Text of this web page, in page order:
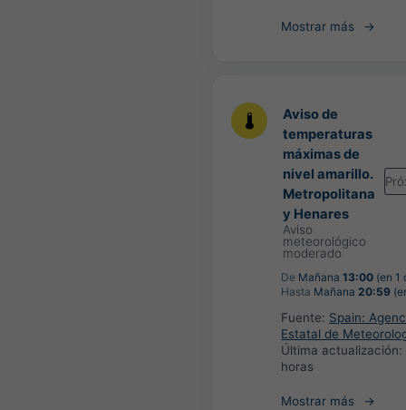
Mostrar más
Aviso de
temperaturas
máximas de
nivel amarillo.
Metropolitana
y Henares
Aviso
meteorológico
moderado
De Mañana 13:00 (en 1
Hasta Mañana 20:59
Fuente: Spain:
Estatal de
Última actualización:
horas
Mostrar más